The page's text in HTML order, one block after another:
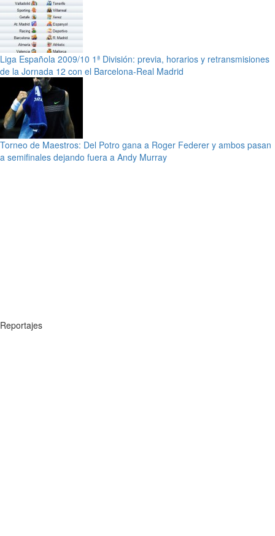
Liga Española 2009/10 1ª División: previa, horarios y retransmisiones
de la Jornada 12 con el Barcelona-Real Madrid
Torneo de Maestros: Del Potro gana a Roger Federer y ambos pasan
a semifinales dejando fuera a Andy Murray
Reportajes